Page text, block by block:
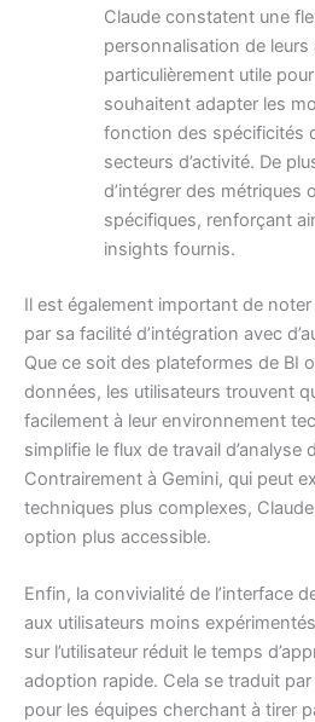
Claude constatent une
personnalisation de leurs
particulièrement utile
souhaitent adapter les
fonction des spécificités
secteurs d’activité. De
d’intégrer des métriques
spécifiques, renforçant
insights fournis.
Il est également important de
par sa facilité d’intégration avec
Que ce soit des plateformes de BI
données, les utilisateurs trouvent
facilement à leur environnement
simplifie le flux de travail d’analyse
Contrairement à Gemini, qui peut
techniques plus complexes,
option plus accessible.
Enfin, la convivialité de l’interface
aux utilisateurs moins
sur l’utilisateur réduit le temps
adoption rapide. Cela se traduit
pour les équipes cherchant à tirer